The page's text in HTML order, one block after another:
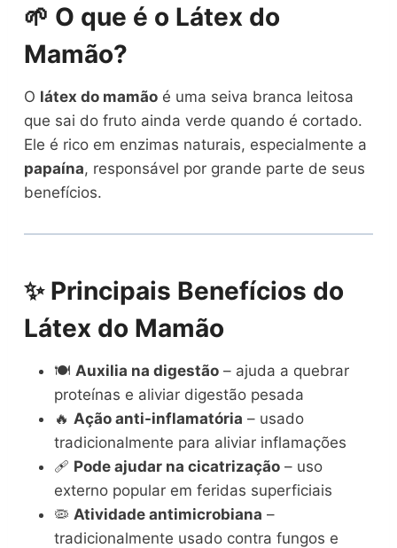
🌱 O que é o Látex do
Mamão?
O látex do mamão é uma seiva branca leitosa
que sai do fruto ainda verde quando é cortado.
Ele é rico em enzimas naturais, especialmente a
papaína, responsável por grande parte de seus
benefícios.
✨ Principais Benefícios do
Látex do Mamão
🍽️ Auxilia na digestão – ajuda a quebrar
proteínas e aliviar digestão pesada
🔥 Ação anti-inflamatória – usado
tradicionalmente para aliviar inflamações
🩹 Pode ajudar na cicatrização – uso
externo popular em feridas superficiais
🦠 Atividade antimicrobiana –
tradicionalmente usado contra fungos e